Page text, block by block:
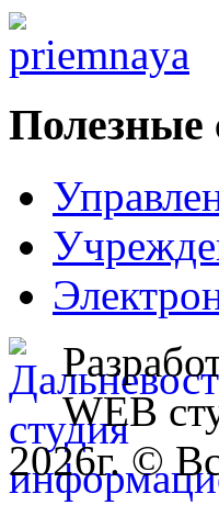
Полезные
WEB
2026г. ©